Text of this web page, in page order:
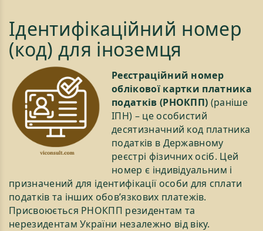
Ідентифікаційний номер
(код) для іноземця
Реєстраційний номер
облікової картки платника
податків (РНОКПП) (раніше
ІПН) – це особистий
десятизначний код платника
податків в Державному
реєстрі фізичних осіб. Цей
номер є індивідуальним і
призначений для ідентифікації особи для сплати
податків та інших обов’язкових платежів.
Присвоюється РНОКПП резидентам та
нерезидентам України незалежно від віку.